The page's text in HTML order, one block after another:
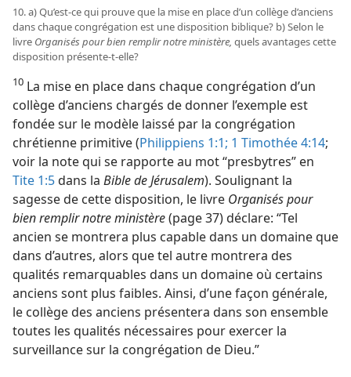
10. a) Qu’est-ce qui prouve que la mise en place d’un collège d’anciens
dans chaque congrégation est une disposition biblique? b) Selon le
livre Organisés pour bien remplir notre ministère, quels avantages cette
disposition présente-t-elle?
10 La mise en place dans chaque congrégation d’un
collège d’anciens chargés de donner l’exemple est
fondée sur le modèle laissé par la congrégation
chrétienne primitive (Philippiens 1:1; 1 Timothée 4:14;
voir la note qui se rapporte au mot “presbytres” en
Tite 1:5dans la Bible de Jérusalem). Soulignant la
sagesse de cette disposition, le livre Organisés pour
bien remplir notre ministère(page 37) déclare: “Tel
ancien se montrera plus capable dans un domaine que
dans d’autres, alors que tel autre montrera des
qualités remarquables dans un domaine où certains
anciens sont plus faibles. Ainsi, d’une façon générale,
le collège des anciens présentera dans son ensemble
toutes les qualités nécessaires pour exercer la
surveillance sur la congrégation de Dieu.”